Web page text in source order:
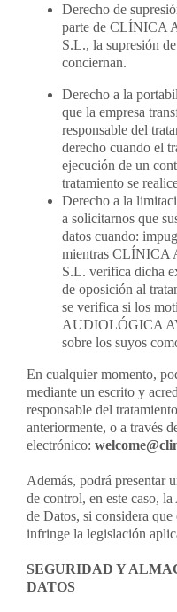
Derecho de
parte de CLÍNICA
S.L., la supresión
conciernan.
Derecho a la
que la empresa
responsable del
derecho cuando el
ejecución de un
tratamiento se
Derecho a la
a solicitarnos que
datos cuando:
mientras
S.L. verifica dicha
de oposición al
se verifica si los
AUDIOLÓGICA
sobre los suyos
En cualquier momento,
mediante un escrito y
responsable del
anteriormente, o a través
electrónico:
Además, podrá presentar
de control, en este caso,
de Datos, si considera
infringe la legislación
SEGURIDAD Y
DATOS